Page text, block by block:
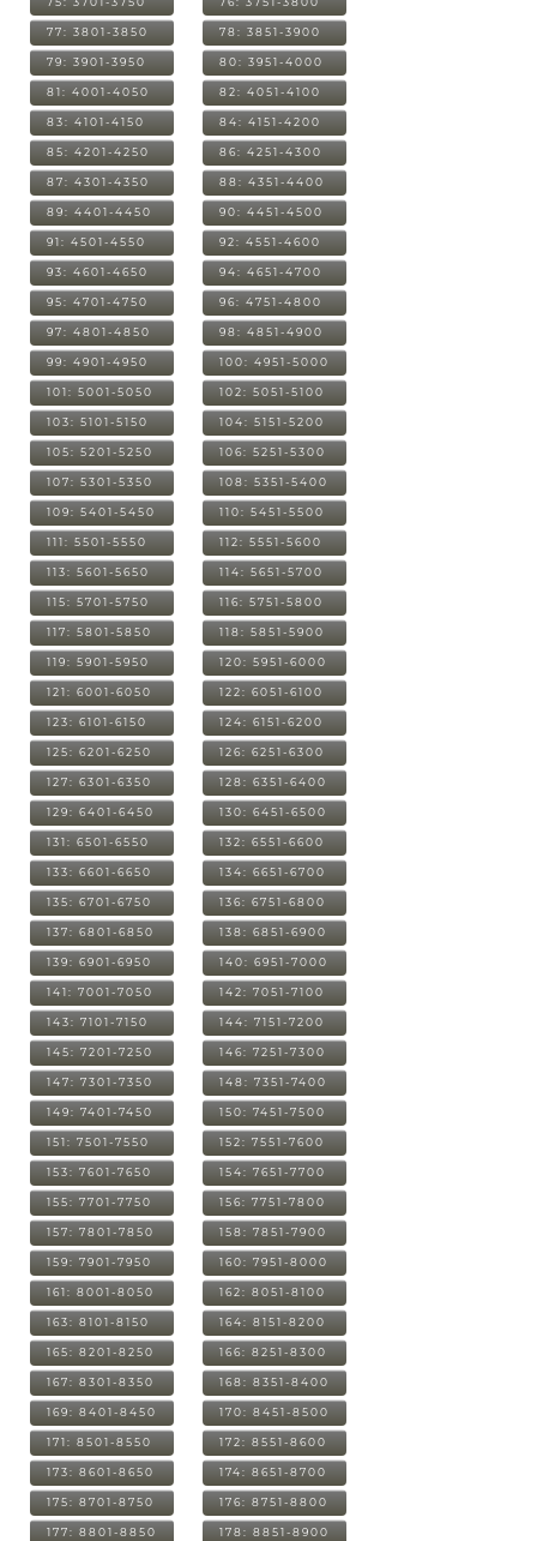
77: 3801-3850 78: 3851-3900
79: 3901-3950 80: 3951-4000
81: 4001-4050 82: 4051-4100
83: 4101-4150 84: 4151-4200
85: 4201-4250 86: 4251-4300
87: 4301-4350 88: 4351-4400
89: 4401-4450 90: 4451-4500
91: 4501-4550 92: 4551-4600
93: 4601-4650 94: 4651-4700
95: 4701-4750 96: 4751-4800
97: 4801-4850 98: 4851-4900
99: 4901-4950 100: 4951-5000
101: 5001-5050 102: 5051-5100
103: 5101-5150 104: 5151-5200
105: 5201-5250 106: 5251-5300
107: 5301-5350 108: 5351-5400
109: 5401-5450 110: 5451-5500
111: 5501-5550 112: 5551-5600
113: 5601-5650 114: 5651-5700
115: 5701-5750 116: 5751-5800
117: 5801-5850 118: 5851-5900
119: 5901-5950 120: 5951-6000
121: 6001-6050 122: 6051-6100
123: 6101-6150 124: 6151-6200
125: 6201-6250 126: 6251-6300
127: 6301-6350 128: 6351-6400
129: 6401-6450 130: 6451-6500
131: 6501-6550 132: 6551-6600
133: 6601-6650 134: 6651-6700
135: 6701-6750 136: 6751-6800
137: 6801-6850 138: 6851-6900
139: 6901-6950 140: 6951-7000
141: 7001-7050 142: 7051-7100
143: 7101-7150 144: 7151-7200
145: 7201-7250 146: 7251-7300
147: 7301-7350 148: 7351-7400
149: 7401-7450 150: 7451-7500
151: 7501-7550 152: 7551-7600
153: 7601-7650 154: 7651-7700
155: 7701-7750 156: 7751-7800
157: 7801-7850 158: 7851-7900
159: 7901-7950 160: 7951-8000
161: 8001-8050 162: 8051-8100
163: 8101-8150 164: 8151-8200
165: 8201-8250 166: 8251-8300
167: 8301-8350 168: 8351-8400
169: 8401-8450 170: 8451-8500
171: 8501-8550 172: 8551-8600
173: 8601-8650 174: 8651-8700
175: 8701-8750 176: 8751-8800
177: 8801-8850 178: 8851-8900